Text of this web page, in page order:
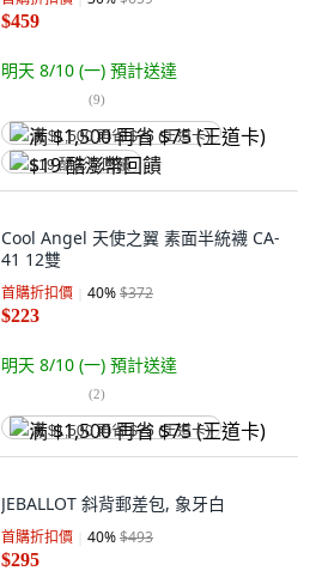
$459
明天 8/10 (一) 預計送達
(9)
满 $1,500 再省 $75 (王道卡)
$19 酷澎幣回饋
Cool Angel 天使之翼 素面半統襪 CA-
41 12雙
首購折扣價 40%$372
$223
明天 8/10 (一) 預計送達
(2)
满 $1,500 再省 $75 (王道卡)
JEBALLOT 斜背郵差包, 象牙白
首購折扣價 40%$493
$295